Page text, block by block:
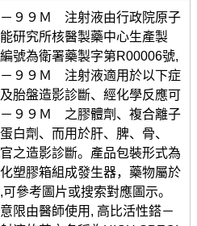
９９Ｍ 注射液由行政院原子
研究所核醫製藥中心生產製
號為衛署藥製字第R00006號,
９９Ｍ 注射液適用於以下症
胎盤造影診斷、經化學反應可
９９Ｍ 之膠體劑、複合離子
白劑、而用於肝、脾、骨、
之造影診斷。產品包裝形式為
塑膠箱組成發生器，藥物屬於
參考圖片或搜索對應圖示。
限由醫師使用, 高比活性鎝－